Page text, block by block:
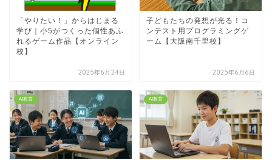
「やりたい！」からはじまる
学び｜小5がつくった個性あふ
れるゲーム作品【オンライン
校】
2025年6月24日
子どもたちの発想が光る！コ
ンテスト用プログラミングゲ
ーム【大阪南千里校】
2025年6月6日
AI教育 AI教育